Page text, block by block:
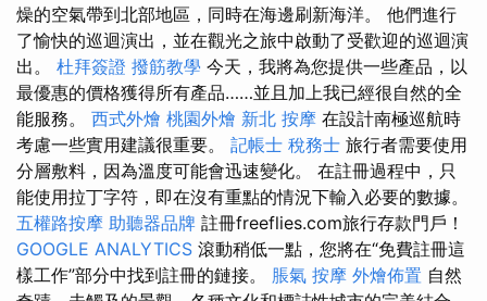
燥的空氣帶到北部地區，同時在海邊刷新海洋。 他們進行
了愉快的巡迴演出，並在觀光之旅中啟動了受歡迎的巡迴演
出。 杜拜簽證 撥筋教學 今天，我將為您提供一些產品，以
最優惠的價格獲得所有產品……並且加上我已經很自然的全
能服務。 西式外燴 桃園外燴 新北 按摩 在設計南極巡航時
考慮一些實用建議很重要。 記帳士 稅務士 旅行者需要使用
分層敷料，因為溫度可能會迅速變化。 在註冊過程中，只
能使用拉丁字符，即在沒有重點的情況下輸入必要的數據。
五權路按摩 助聽器品牌 註冊freeflies.com旅行存款門戶！
GOOGLE ANALYTICS 滾動稍低一點，您將在“免費註冊這
樣工作”部分中找到註冊的鏈接。 脹氣 按摩 外燴佈置 自然